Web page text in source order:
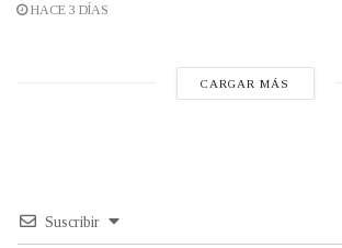
HACE 3 DÍAS
CARGAR MÁS
Suscribir